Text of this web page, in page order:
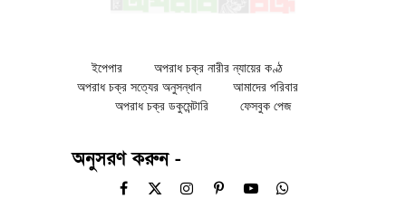
ইপেপার
অপরাধ চক্র নারীর ন্যায়ের কণ্ঠ
অপরাধ চক্র সত্যের অনুসন্ধান
আমাদের পরিবার
অপরাধ চক্র ডকুমেন্টারি
ফেসবুক পেজ
অনুসরণ করুন -
Facebook
X
InstagramPinterestYouTubeWhatsApp